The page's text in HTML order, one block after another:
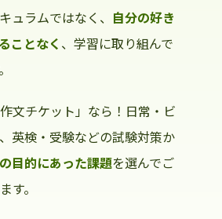
ュラムではなく、 自分の好き
ことなく 、学習に取り組んで
文チケット」なら！日常・ビ
英検・受験などの試験対策か
目的にあった課題を選んでご
す。